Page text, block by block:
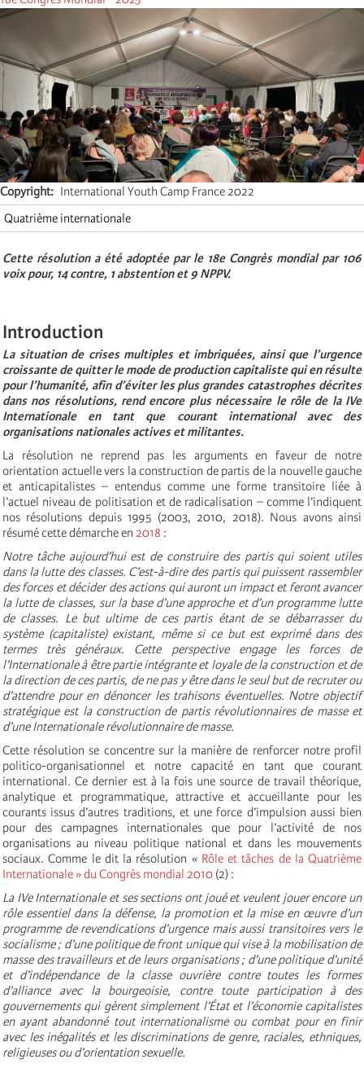
Copyright
International Youth Camp France 2022
Quatrième internationale
Cette résolution a été adoptée par le 18e Congrès mondial par 106
voix pour, 14 contre, 1 abstention et 9 NPPV.
Introduction
La situation de crises multiples et imbriquées, ainsi que l’urgence
croissante de quitter le mode de production capitaliste qui en résulte
pour l’humanité, afin d’éviter les plus grandes catastrophes décrites
dans nos résolutions, rend encore plus nécessaire le rôle de la IVe
Internationale en tant que courant international avec des
organisations nationales actives et militantes.
La résolution ne reprend pas les arguments en faveur de notre
orientation actuelle vers la construction de partis de la nouvelle gauche
et anticapitalistes – entendus comme une forme transitoire liée à
l’actuel niveau de politisation et de radicalisation – comme l’indiquent
nos résolutions depuis 1995 (2003, 2010, 2018). Nous avons ainsi
résumé cette démarche en 2018 :
Notre tâche aujourd’hui est de construire des partis qui soient utiles
dans la lutte des classes. C’est-à-dire des partis qui puissent rassembler
des forces et décider des actions qui auront un impact et feront avancer
la lutte de classes, sur la base d’une approche et d’un programme lutte
de classes. Le but ultime de ces partis étant de se débarrasser du
système (capitaliste) existant, même si ce but est exprimé dans des
termes très généraux. Cette perspective engage les forces de
l’Internationale à être partie intégrante et loyale de la construction et de
la direction de ces partis, de ne pas y être dans le seul but de recruter ou
d’attendre pour en dénoncer les trahisons éventuelles. Notre objectif
stratégique est la construction de partis révolutionnaires de masse et
d’une Internationale révolutionnaire de masse.
Cette résolutionse concentre sur la manière de renforcer notre profil
politico-organisationnel et notre capacité en tant que courant
international. Ce dernier est à la fois une source de travail théorique,
analytique et programmatique, attractive et accueillante pour les
courants issus d’autres traditions, et une force d’impulsion aussi bien
pour des campagnes internationales que pour l’activité de nos
organisations au niveau politique national et dans les mouvements
sociaux. Comme le dit la résolution « Rôle et tâches de la Quatrième
Internationale » du Congrès mondial 2010 (2) :
La IVe Internationale et ses sections ont joué et veulent jouer encore un
rôle essentiel dans la défense, la promotion et la mise en œuvre d’un
programme de revendications d’urgence mais aussi transitoires vers le
socialisme ; d’une politique de front unique qui vise à la mobilisation de
masse des travailleurs et de leurs organisations ; d’une politique d’unité
et d’indépendance de la classe ouvrière contre toutes les formes
d’alliance avec la bourgeoisie, contre toute participation à des
gouvernements qui gèrent simplement l’État et l’économie capitalistes
en ayant abandonné tout internationalisme ou combat pour en finir
avec les inégalités et les discriminations de genre, raciales, ethniques,
religieuses ou d’orientation sexuelle.